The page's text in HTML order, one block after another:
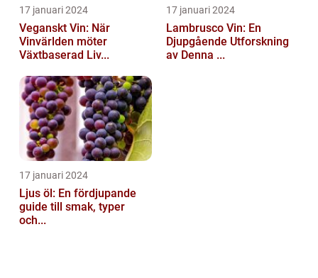
17 januari 2024
Veganskt Vin: När
Vinvärlden möter
Växtbaserad Liv...
17 januari 2024
Lambrusco Vin: En
Djupgående Utforskning
av Denna ...
17 januari 2024
Ljus öl: En fördjupande
guide till smak, typer
och...